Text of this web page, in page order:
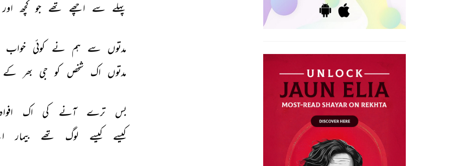
پہلے سے اچھے تھے جو کچھ اور
مدتوں سے ہم نے کوئی خواب
مدتوں اک شخص کو جی بھر کے
بس ترے آنے کی اک افواہ
کیسے
کیسے لوگ تھے بیمار